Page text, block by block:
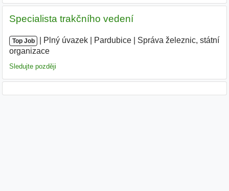
Specialista trakčního vedení
Top Job Plný úvazek Pardubice
Správa železnic, státní
organizace
Sledujte později